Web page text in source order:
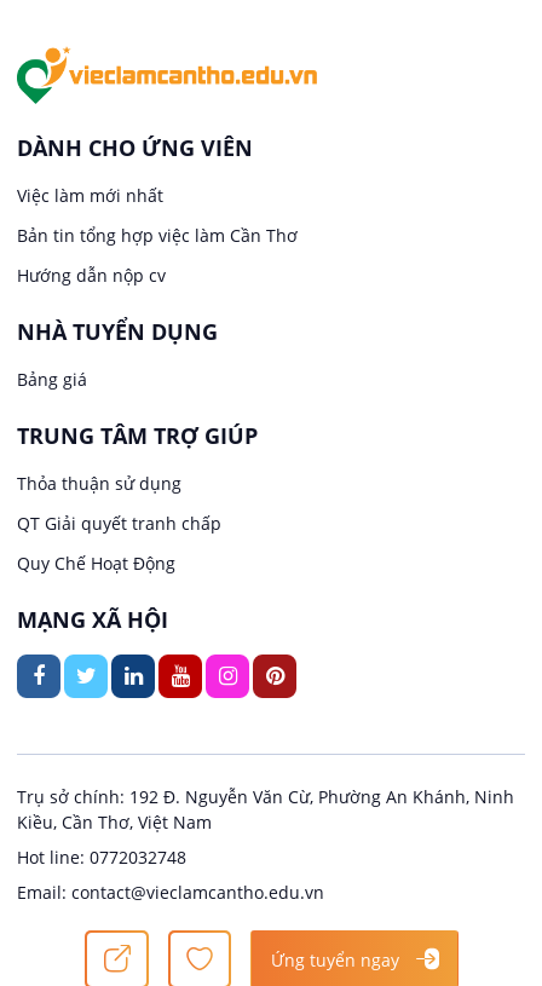
Ứng tuyển ngay
In ấn / Xuất bản
Kế toán
Lái xe
Lao Động Phổ Thông
Lễ tân
May mặc
Ngân hàng
Nhà hàng / Khách sạn
Thủy Sản
Quản lý chất lượng (QA/QC)
Tài chính / Đầu tư
Việc làm tại An Bình
Việc làm tại Long Tuyền
Việc làm tại Hưng Phú
Việc làm tại Phước Thới
Việc làm tại Thới Long
Việc làm tại Trung Nhất
Việc làm tại Thuận Hưng
Việc làm tại Vị Thanh
Việc làm tại Long Phú 1
Việc làm tại Đại Thành
Việc làm tại Ngã Bảy
DÀNH CHO ỨNG VIÊN
Việc làm mới nhất
Bản tin tổng hợp việc làm Cần Thơ
Hướng dẫn nộp cv
NHÀ TUYỂN DỤNG
Bảng giá
TRUNG TÂM TRỢ GIÚP
Thỏa thuận sử dụng
QT Giải quyết tranh chấp
Quy Chế Hoạt Động
MẠNG XÃ HỘI
Trụ sở chính: 192 Đ. Nguyễn Văn Cừ, Phường An Khánh, Ninh
Kiều, Cần Thơ, Việt Nam
Hot line: 0772032748
Email: contact@vieclamcantho.edu.vn
Copyright @ 2024
Việc làm Cần Thơ